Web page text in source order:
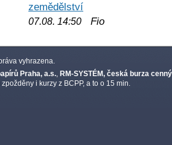
zemědělství
07.08. 14:50 Fio
vyhrazena.
Praha, a.s., RM-SYSTÉM, česká burza
i kurzy z BCPP, a to o 15 min.